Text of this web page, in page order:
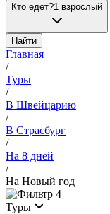
Кто едет?1 взрослый
Найти
Главная
/
Туры
/
В Швейцарию
/
В Страсбург
/
На 8 дней
/
На Новый год
4
Туры